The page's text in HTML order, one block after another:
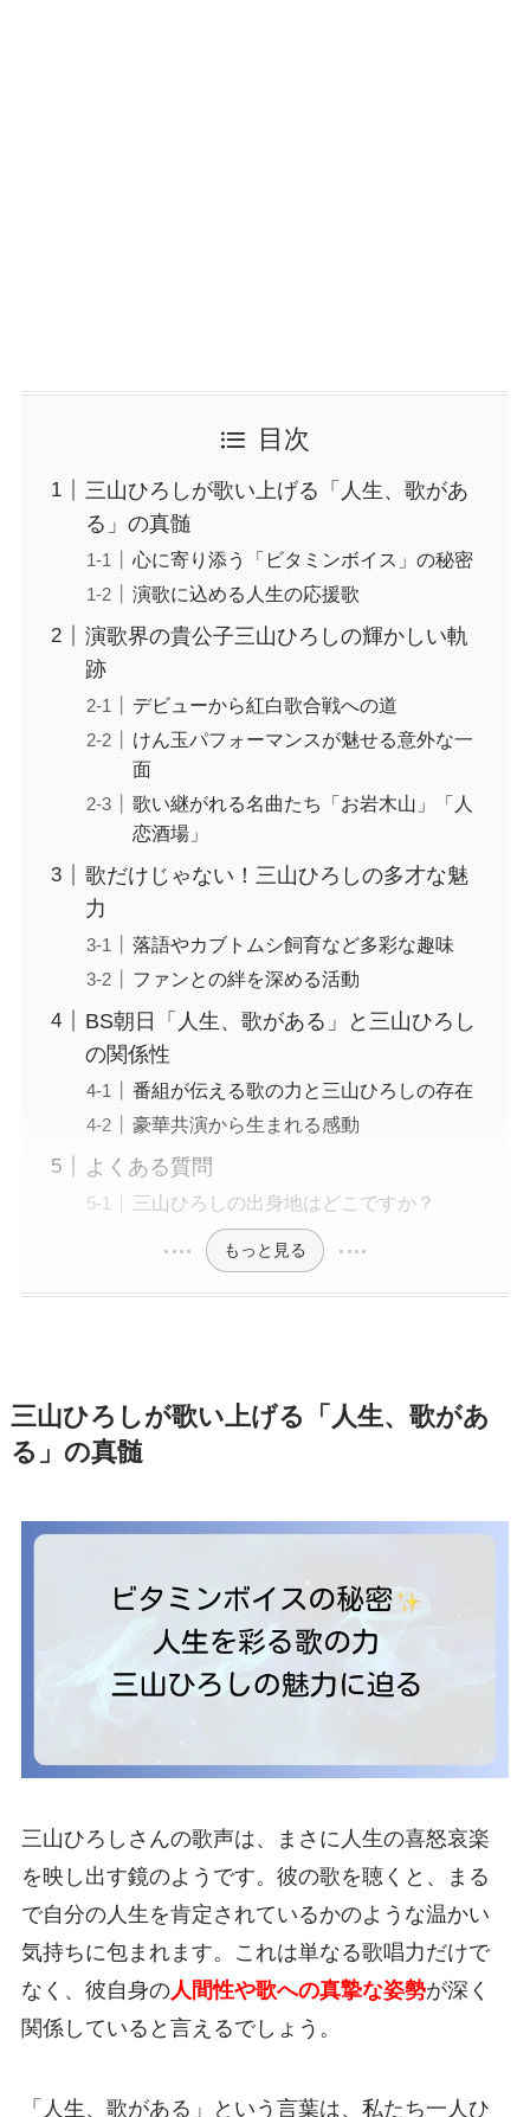
目次
三山ひろしが歌い上げる「人生、歌があ
る」の真髄
心に寄り添う「ビタミンボイス」の秘密
演歌に込める人生の応援歌
演歌界の貴公子三山ひろしの輝かしい軌
跡
デビューから紅白歌合戦への道
けん玉パフォーマンスが魅せる意外な一
面
歌い継がれる名曲たち「お岩木山」「人
恋酒場」
歌だけじゃない！三山ひろしの多才な魅
力
落語やカブトムシ飼育など多彩な趣味
ファンとの絆を深める活動
BS朝日「人生、歌がある」と三山ひろし
の関係性
番組が伝える歌の力と三山ひろしの存在
豪華共演から生まれる感動
よくある質問
三山ひろしの出身地はどこですか？
もっと見る
三山ひろしが歌い上げる「人生、歌があ
る」の真髄
三山ひろしさんの歌声は、まさに人生の喜怒哀楽
を映し出す鏡のようです。彼の歌を聴くと、まる
で自分の人生を肯定されているかのような温かい
気持ちに包まれます。これは単なる歌唱力だけで
なく、彼自身の人間性や歌への真摯な姿勢が深く
関係していると言えるでしょう。
「人生、歌がある」という言葉は、私たち一人ひ